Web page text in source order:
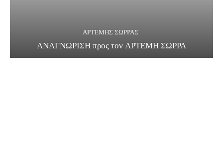
ΑΡΤΕΜΗΣ ΣΩΡΡΑΣ
ΑΝΑΓΝΩΡΙΣΗ προς τον ΑΡΤΕΜΗ ΣΩΡΡΑ